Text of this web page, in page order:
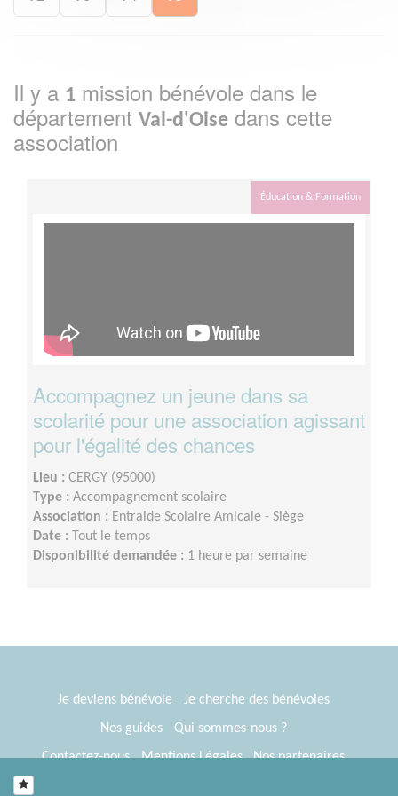
Il y a 1 mission bénévole dans le
département Val-d'Oise dans cette
association
Éducation & Formation
Accompagnez un jeune dans sa
scolarité pour une association agissant
pour l'égalité des chances
Lieu : CERGY (95000)
Type : Accompagnement scolaire
Association : Entraide Scolaire Amicale - Siège
Date :
Tout le temps
Disponibilité demandée : 1 heure par semaine
Je deviens bénévole
Je cherche des bénévoles
Nos guides
Qui sommes-nous ?
Contactez-nous
Mentions Légales
Nos partenaires